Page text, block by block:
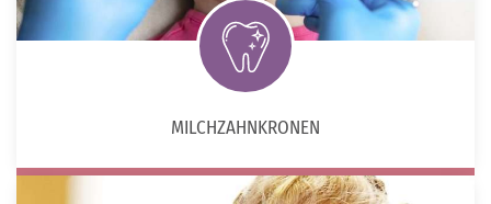
MILCHZAHNKRONEN